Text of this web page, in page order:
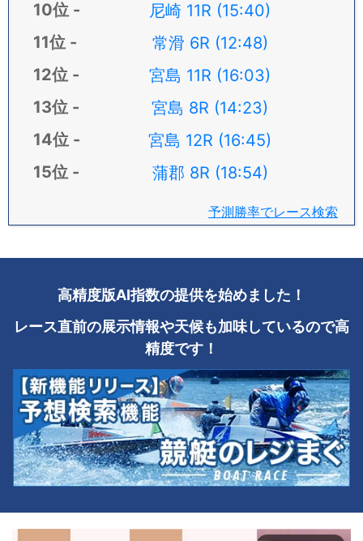
尼崎 11R (15:40)
常滑 6R (12:48)
宮島 11R (16:03)
宮島 8R (14:23)
宮島 12R (16:45)
蒲郡 8R (18:54)
予測勝率でレース検索
高精度版AI指数の提供を始めました！
レース直前の展示情報や天候も加味しているので高
精度です！